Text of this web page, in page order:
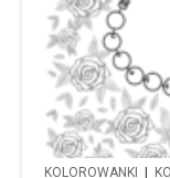
KOLOROWANKI |